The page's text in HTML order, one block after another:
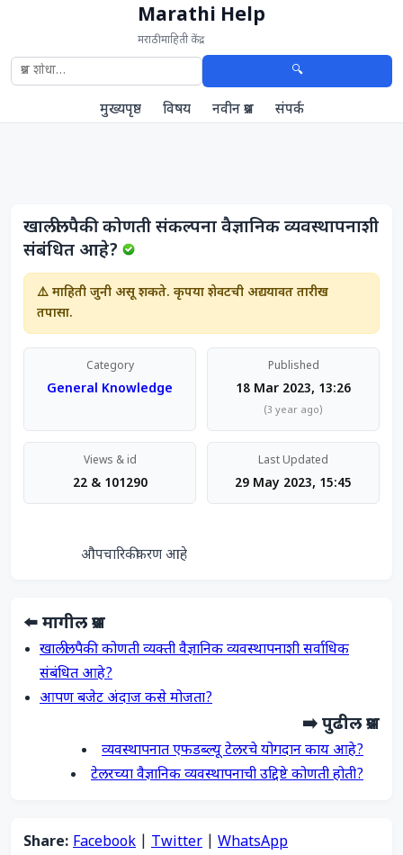
Marathi Help
मराठी माहिती केंद्र
🔍
मुख्यपृष्ठ विषय नवीन प्रश्न संपर्क
खालीलपैकी कोणती संकल्पना वैज्ञानिक व्यवस्थापनाशी
संबंधित आहे?
⚠️ माहिती जुनी असू शकते. कृपया शेवटची अद्ययावत तारीख
तपासा.
Category
General Knowledge
Published
18 Mar 2023, 13:26
(3 year ago)
Views & id
22 & 101290
Last Updated
29 May 2023, 15:45
                औपचारिकीकरण आहे
⬅️ मागील प्रश्न
खालीलपैकी कोणती व्यक्ती वैज्ञानिक व्यवस्थापनाशी सर्वाधिक
संबंधित आहे?
आपण बजेट अंदाज कसे मोजता?
➡️ पुढील प्रश्न
व्यवस्थापनात एफडब्ल्यू टेलरचे योगदान काय आहे?
टेलरच्या वैज्ञानिक व्यवस्थापनाची उद्दिष्टे कोणती होती?
Share: Facebook Twitter WhatsApp